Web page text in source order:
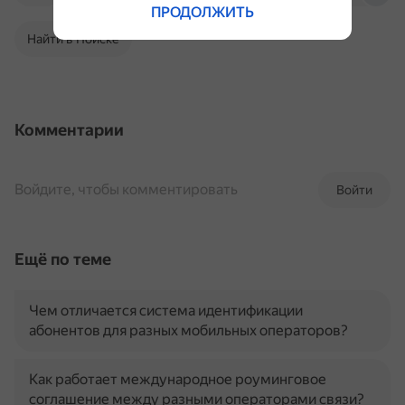
Найти в Поиске
Комментарии
Войти
Войдите, чтобы комментировать
Ещё по теме
Чем отличается система идентификации
абонентов для разных мобильных операторов?
Как работает международное роуминговое
соглашение между разными операторами связи?
ПРОДОЛЖИТЬ